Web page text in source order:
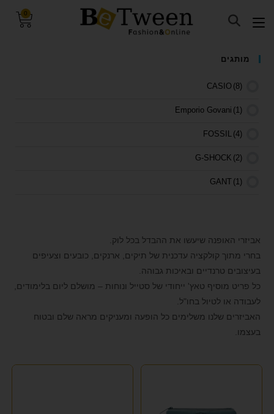
השבת את ההבזקים
settings צבע רקע
zoom_out זום (הקטנה)
zoom_in זום (הגדלה)
remove_circle_outline הקטנת גופן
brightness_high ניגודיות בהירה
ניגודיות כהה
format_underlined הוסף קו תחתון לקישורים
font_download סמן קישורים
0
אביזרי האופנה שיעשו את ההבדל בכל לוק.
בחרי מתוך קולקציה עדכנית של תיקים, ארנקים, כובעים וצעיפים
בעיצובים טרנדיים ובאיכות גבוהה.
כל פריט מוסיף טאץ' ייחודי של סטייל ונוחות – מושלם ליום בלימודים,
לעבודה או לטיול בחו"ל.
האביזרים שלנו משלימים כל הופעה ומעניקים מראה שלם ובטוח
בעצמו.
מותגים
CASIO (8)
Emporio Govani (1)
FOSSIL (4)
G-SHOCK (2)
GANT (1)
Q&Q(6)
אביזרי אופנה (2)